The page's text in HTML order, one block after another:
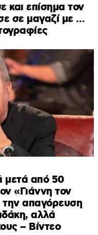
και επίσημα τον
σε μαγαζί με …
μετά από 50
«Γιάννη τον
την απαγόρευση
αλλά
– Βίντεο